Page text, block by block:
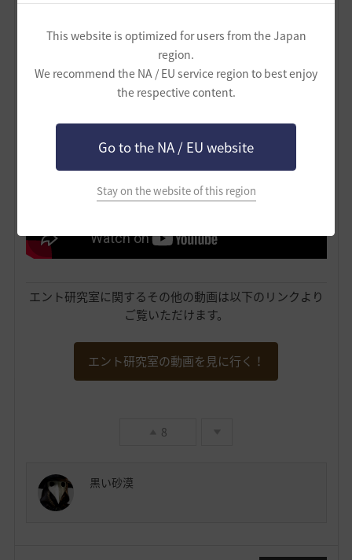
This website is optimized for users from the Japan
region.
We recommend the NA / EU service region to best enjoy
the respective content.
Go to the NA / EU website
Stay on the website of this region
こちらは・・・重帆船の種類を解説した動画です！
エント研究室に関するその他の動画は以下のリンクより
ご覧いただけます。
エント研究室の動画を見に行く！
8
黒い砂漠